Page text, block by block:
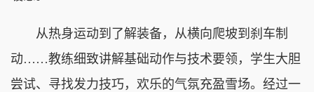
从热身运动到了解装备，从横向爬坡到刹车制
动……教练细致讲解基础动作与技术要领，学生大胆
尝试、寻找发力技巧，欢乐的气氛充盈雪场。经过一